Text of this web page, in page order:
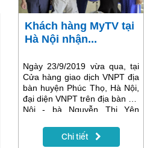
Khách hàng MyTV tại
Hà Nội nhận...
Ngày 23/9/2019 vừa qua, tại
Cửa hàng giao dịch VNPT địa
bàn huyện Phúc Thọ, Hà Nội,
đại diện VNPT trên địa bàn Hà
Nội - bà Nguyễn Thị Yên
hàng Khu vực 8, Trung tâm
Kinh doanh VNPT Hà Nội đã
Chi tiết